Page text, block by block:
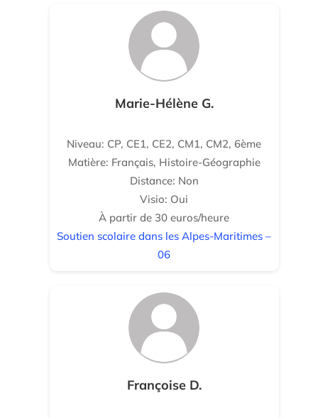
Marie-Hélène G.
Niveau: CP, CE1, CE2, CM1, CM2, 6ème
Matière: Français, Histoire-Géographie
Distance: Non
Visio: Oui
À partir de 30 euros/heure
Soutien scolaire dans les Alpes-Maritimes –
06
Françoise D.